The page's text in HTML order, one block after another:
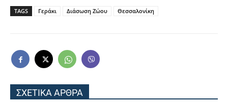
TAGS Γεράκι Διάσωση Ζώου Θεσσαλονίκη
ΣΧΕΤΙΚΑ ΑΡΘΡΑ